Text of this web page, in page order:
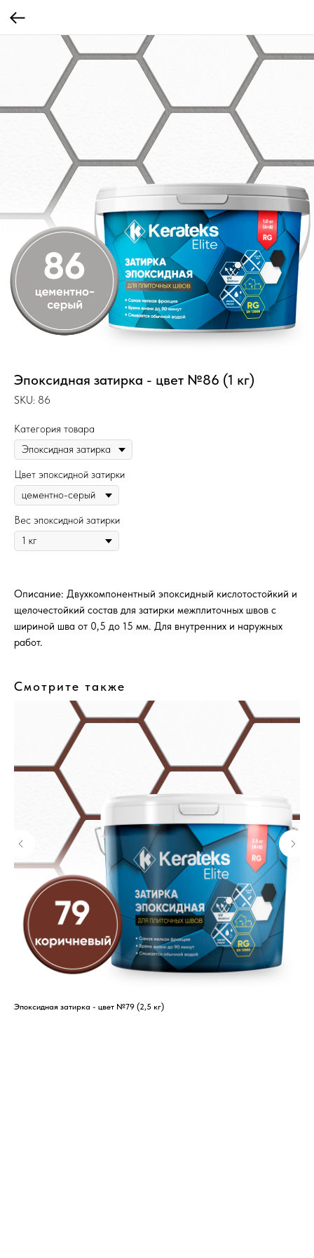
Эпоксидная затирка - цвет №86 (1 кг)
SKU: 86
Категория товара
Цвет эпоксидной затирки
Вес эпоксидной затирки
Описание: Двухкомпонентный эпоксидный кислотостойкий и
щелочестойкий состав для затирки межплиточных швов с
шириной шва от 0,5 до 15 мм. Для внутренних и наружных
работ.
Смотрите также
Эпоксидная затирка - цвет №79 (2,5 кг)